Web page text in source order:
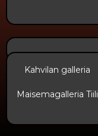
Kahvilan galleria
Maisemagalleria Tiili